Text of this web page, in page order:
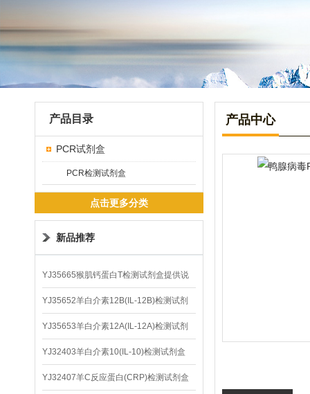
产品目录
PCR试剂盒
PCR检测试剂盒
点击更多分类
新品推荐
YJ35665猴肌钙蛋白T检测试剂盒提供说
明书
YJ35652羊白介素12B(IL-12B)检测试剂
盒
YJ35653羊白介素12A(IL-12A)检测试剂
盒
YJ32403羊白介素10(IL-10)检测试剂盒
YJ32407羊C反应蛋白(CRP)检测试剂盒
产品中心